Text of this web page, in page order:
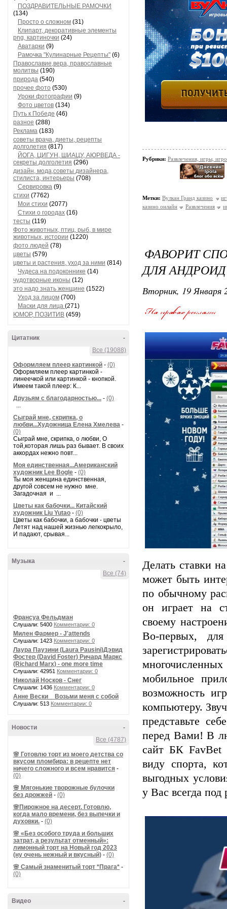
ПОЗДРАВИТЕЛЬНЫЕ РАМОЧКИ
(134)
Просто о сложном (31)
Клипарт, декоративные элементы
png, картиночки (24)
Аватарки (9)
Рамочка "Кулинарные Рецепты" (6)
Православие,вера, православные
молитвы (190)
природа (540)
прочее фото (530)
Уроки фотографии (9)
Фото цветов (134)
Путь к Победе (46)
разное (288)
Реклама (183)
советы врача, диеты, рецепты
долголетия (817)
ЙОГА, ЦИГУН, ШИАЦУ, АЮРВЕДА -
секреты долголетия (296)
дизайн, мода,советы дизайнера,
стилиста, интерьеры (708)
Сервировка (9)
стихи (7762)
Мои стихи (2077)
Стихи о городах (16)
тесты (119)
Фото животных, птиц, рыб, в мире
животных, истории (1220)
фото людей (78)
цветы (579)
цветы и растения, уход за ними (814)
Чудеса на подоконнике (14)
чудотворные иконы (12)
это надо знать женщине (1522)
Уход за лицом (700)
Маски для лица (271)
ЮМОР, ПОЗИТИВ (459)
-
Цитатник
Все (19088)
Оформляем плеер картинкой - (0)
Оформляем плеер картинкой -
линеечкой или картинкой - кнопкой.
Имеем такой плеер: К...
Друзьям с благодарностью... - (0)
...
Сыграй мне, скрипка, о
любви...Художница Елена Хмелева -
(0)
Сыграй мне, скрипка, о любви, О
той,которая лишь раз бывает. В своих
аккордах нежно повт...
Моя единственная...Американский
художник Lee Bogle - (0)
Ты моя женщина единственная,
другой совсем не нужно мне.
Загадочная и ...
Цветы как бабочки... Китайский
художник Liu Yutao - (0)
Цветы как бабочки, а бабочки - цветы
Летят над нашей жизнью легкокрыло,
И падают, срывая...
-
Музыка
Все (74)
Франсуа Фельдман
Слушали: 5400 Комментарии: 0
Милен Фармер - J'attends
Слушали: 1423 Комментарии: 0
Лаура Паузини (Laura Pausini)Дэвид
Фостер (David Foster) Ричард Маркс
(Richard Marx) - one more time
Слушали: 42951 Комментарии: 0
Николай Носков - Снег
Слушали: 1436 Комментарии: 0
Анне Вески _ Возьми меня с собой
Слушали: 513 Комментарии: 0
-
Новости
Все (4787)
🌸 Готовлю торт из моего детства со
вкусом пломбира: в рецепте нет
ничего сложного и всем нравится -
(0)
🌸 Мягонькие творожные булочки
без дрожжей - (0)
🌸Пирожное на десерт. Готовлю,
когда мало времени, без выпечки и
духовки. - (0)
🌸 «Без особого труда и больших
затрат, а результат отменный»:
лимонный торт на Новый год 2023
(ну очень нежный и вкусный) - (0)
🌸 Самый знаменитый торт *Прага* -
(0)
-
Видео
Рубрики: Развлечения, игры,
Метки: Вулкан Гранд казино
казино онлайн
Развлечения
ФАВОРИТ
ДЛЯ АНДРОИД
Вторник, 19 Января
Делать ставки
может быть
по обычному
он играет на
своему
Во-первых,
мобильное
возможность
компьютеру.
представьте
перед Вами! В
сайт БК FavBet
виду спорта,
выгодных
у Вас всегда под